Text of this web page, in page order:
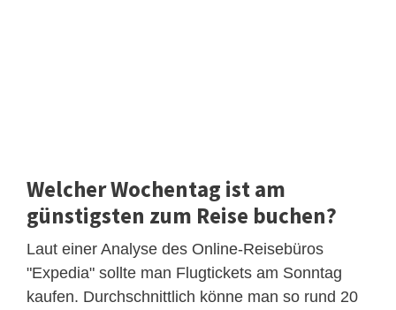
Welcher Wochentag ist am
günstigsten zum Reise buchen?
Laut einer Analyse des Online-Reisebüros
"Expedia" sollte man Flugtickets am Sonntag
kaufen. Durchschnittlich könne man so rund 20